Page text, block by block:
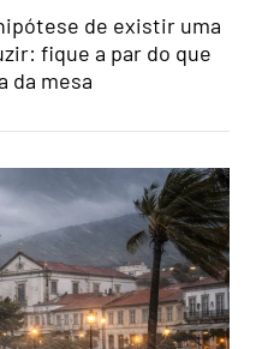
de existir uma
fique a par do que
da mesa